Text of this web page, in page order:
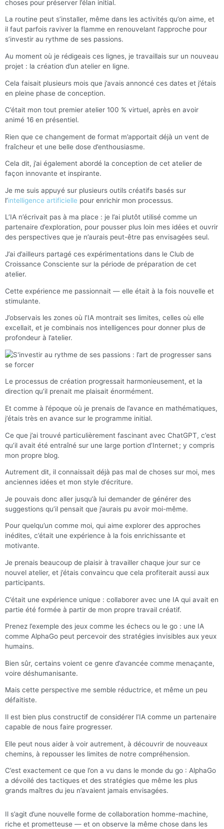
choses pour préserver l’élan initial.
La routine peut s’installer, même dans les activités qu’on aime, et
il faut parfois raviver la flamme en renouvelant l’approche pour
s’investir au rythme de ses passions.
Au moment où je rédigeais ces lignes, je travaillais sur un nouveau
projet : la création d’un atelier en ligne.
Cela faisait plusieurs mois que j’avais annoncé ces dates et j’étais
en pleine phase de conception.
C’était mon tout premier atelier 100 % virtuel, après en avoir
animé 16 en présentiel.
Rien que ce changement de format m’apportait déjà un vent de
fraîcheur et une belle dose d’enthousiasme.
Cela dit, j’ai également abordé la conception de cet atelier de
façon innovante et inspirante.
Je me suis appuyé sur plusieurs outils créatifs basés sur
l’intelligence artificielle pour enrichir mon processus.
L’IA n’écrivait pas à ma place : je l’ai plutôt utilisé comme un
partenaire d’exploration, pour pousser plus loin mes idées et ouvrir
des perspectives que je n’aurais peut-être pas envisagées seul.
J’ai d’ailleurs partagé ces expérimentations dans le Club de
Croissance Consciente sur la période de préparation de cet
atelier.
Cette expérience me passionnait — elle était à la fois nouvelle et
stimulante.
J’observais les zones où l’IA montrait ses limites, celles où elle
excellait, et je combinais nos intelligences pour donner plus de
profondeur à l’atelier.
Le processus de création progressait harmonieusement, et la
direction qu’il prenait me plaisait énormément.
Et comme à l’époque où je prenais de l’avance en mathématiques,
j’étais très en avance sur le programme initial.
Ce que j’ai trouvé particulièrement fascinant avec ChatGPT, c’est
qu’il avait été entraîné sur une large portion d’Internet ; y compris
mon propre blog.
Autrement dit, il connaissait déjà pas mal de choses sur moi, mes
anciennes idées et mon style d’écriture.
Je pouvais donc aller jusqu’à lui demander de générer des
suggestions qu’il pensait que j’aurais pu avoir moi-même.
Pour quelqu’un comme moi, qui aime explorer des approches
inédites, c’était une expérience à la fois enrichissante et
motivante.
Je prenais beaucoup de plaisir à travailler chaque jour sur ce
nouvel atelier, et j’étais convaincu que cela profiterait aussi aux
participants.
C’était une expérience unique : collaborer avec une IA qui avait en
partie été formée à partir de mon propre travail créatif.
Prenez l’exemple des jeux comme les échecs ou le go : une IA
comme AlphaGo peut percevoir des stratégies invisibles aux yeux
humains.
Bien sûr, certains voient ce genre d’avancée comme menaçante,
voire déshumanisante.
Mais cette perspective me semble réductrice, et même un peu
défaitiste.
Il est bien plus constructif de considérer l’IA comme un partenaire
capable de nous faire progresser.
Elle peut nous aider à voir autrement, à découvrir de nouveaux
chemins, à repousser les limites de notre compréhension.
C’est exactement ce que l’on a vu dans le monde du go : AlphaGo
a dévoilé des tactiques et des stratégies que même les plus
grands maîtres du jeu n’avaient jamais envisagées.
Il s’agit d’une nouvelle forme de collaboration homme-machine,
riche et prometteuse — et on observe la même chose dans les